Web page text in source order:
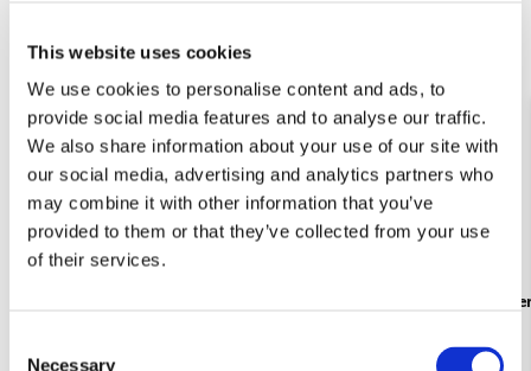
This website uses cookies
We use cookies to personalise content and ads, to
provide social media features and to analyse our traffic.
We also share information about your use of our site with
our social media, advertising and analytics partners who
may combine it with other information that you’ve
provided to them or that they’ve collected from your use
of their services.
Necessary
€ 16,99